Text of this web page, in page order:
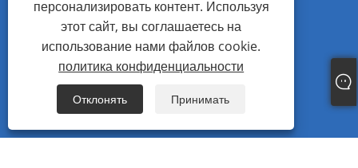
Электронная почта: master@wzjhfastener.com
Адрес: No.38 Baita Road, Guoxi Ouhai, Вэньчжоу,
Чжэцзян, Китай.
Fax: +86-577-86111555
персонализировать контент. Используя
этот сайт, вы соглашаетесь на
использование нами файлов cookie.
политика конфиденциальности
Отклонять Принимать